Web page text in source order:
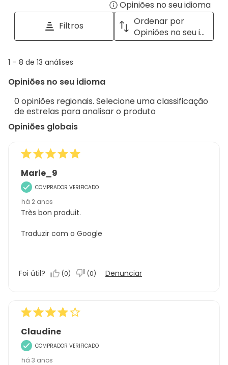
Opiniões no seu idioma
a
with
Filtros
Ordenar por
Opiniões no seu idioma
1
8
análises
1 – 8 de 13 análises
Opiniões no seu idioma
0 opiniões regionais. Selecione uma classificação
de estrelas para analisar o produto
Opiniões globais
Marie_9
COMPRADOR VERIFICADO
há 2 anos
Très bon produit.
Traduzir com o Google
Foi útil? (0) (0) Denunciar
Claudine
COMPRADOR VERIFICADO
há 3 anos